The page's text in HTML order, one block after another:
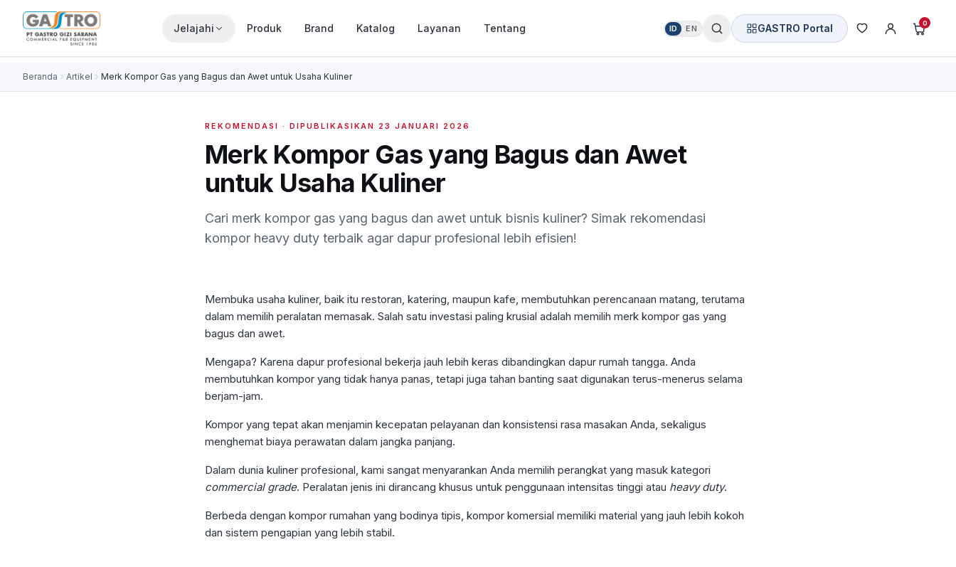
Jelajahi Produk Brand Katalog Layanan Tentang ID EN GASTRO Portal 0
Beranda Artikel Merk Kompor Gas yang Bagus dan Awet untuk Usaha Kuliner
REKOMENDASI · DIPUBLIKASIKAN 23 JANUARI 2026
Merk Kompor Gas yang Bagus dan Awet
untuk Usaha Kuliner
Cari merk kompor gas yang bagus dan awet untuk bisnis kuliner? Simak rekomendasi
kompor heavy duty terbaik agar dapur profesional lebih efisien!
Membuka usaha kuliner, baik itu restoran, katering, maupun kafe, membutuhkan perencanaan matang, terutama
dalam memilih peralatan memasak. Salah satu investasi paling krusial adalah memilih merk kompor gas yang
bagus dan awet.
Mengapa? Karena dapur profesional bekerja jauh lebih keras dibandingkan dapur rumah tangga. Anda
membutuhkan kompor yang tidak hanya panas, tetapi juga tahan banting saat digunakan terus-menerus selama
berjam-jam.
Kompor yang tepat akan menjamin kecepatan pelayanan dan konsistensi rasa masakan Anda, sekaligus
menghemat biaya perawatan dalam jangka panjang.
Dalam dunia kuliner profesional, kami sangat menyarankan Anda memilih perangkat yang masuk kategori
commercial grade. Peralatan jenis ini dirancang khusus untuk penggunaan intensitas tinggi atau heavy duty.
Berbeda dengan kompor rumahan yang bodinya tipis, kompor komersial memiliki material yang jauh lebih kokoh
dan sistem pengapian yang lebih stabil.